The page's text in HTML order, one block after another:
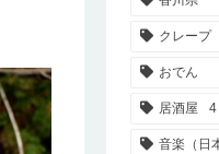
クレープ
おでん
居酒屋 4
音楽（日